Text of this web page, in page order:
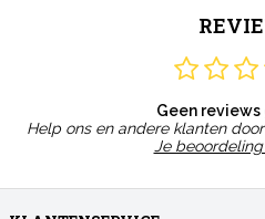
Geen
Help ons en andere klanten
Je